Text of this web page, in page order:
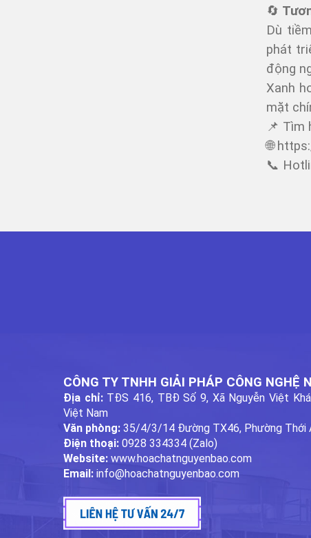
🔄
Dù
phát
động
Xanh
mặt
📌 Tìm
🌐
📞
CÔNG TY TNHH GIẢI PHÁP CÔNG NGHỆ
Địa chỉ: TĐS 416, TBĐ Số 9, Xã Nguyễn Việt
Việt Nam
Văn phòng: 35/4/3/14 Đường TX46, Phường Thới
Điện thoại: 0928 334334 (Zalo)
Website: www.hoachatnguyenbao.com
Email: info@hoachatnguyenbao.com